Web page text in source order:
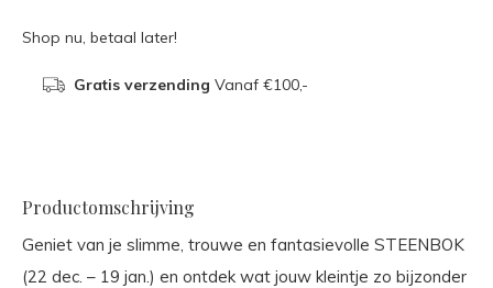
Shop nu, betaal later!
Gratis verzending Vanaf €100,-
Productomschrijving
Geniet van je slimme, trouwe en fantasievolle STEENBOK
(22 dec. – 19 jan.) en ontdek wat jouw kleintje zo bijzonder